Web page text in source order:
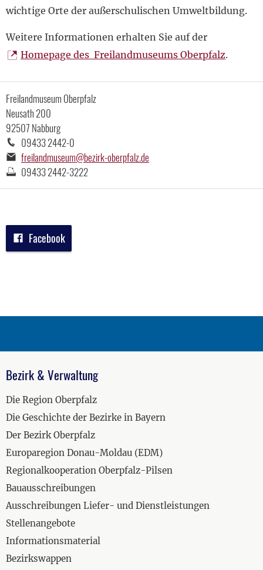
wichtige Orte der außerschulischen Umweltbildung.
Weitere Informationen erhalten Sie auf der
Homepage des Freilandmuseums Oberpfalz.
Freilandmuseum Oberpfalz
Neusath 200
92507 Nabburg
Telefonnummer:
09433 2442-0
E-
Mail-
freilandmuseum@bezirk-oberpfalz.de
Faxnummer:
09433 2442-3222
Facebook
Bezirk & Verwaltung
Die Region Oberpfalz
Die Geschichte der Bezirke in Bayern
Der Bezirk Oberpfalz
Europaregion Donau-Moldau (EDM)
Regionalkooperation Oberpfalz-Pilsen
Bauausschreibungen
Ausschreibungen Liefer- und Dienstleistungen
Stellenangebote
Informationsmaterial
Bezirkswappen